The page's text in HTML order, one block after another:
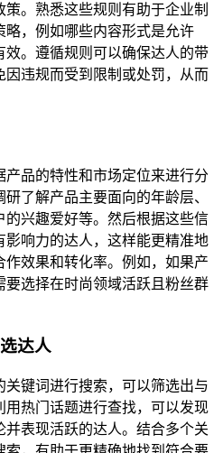
策。熟悉这些规则有助于企业制
略，例如哪些内容形式是允许
效。遵循规则可以确保达人的带
因违规而受到限制或处罚，从而
产品的特性和市场定位来进行分
了解产品主要面向的年龄层、
的兴趣爱好等。然后根据这些信
影响力的达人，这样能更精准地
作效果和转化率。例如，如果产
要选择在时尚领域活跃且粉丝群
达人
关键词进行搜索，可以筛选出与
用热门话题进行查找，可以发现
并表现活跃的达人。结合多个关